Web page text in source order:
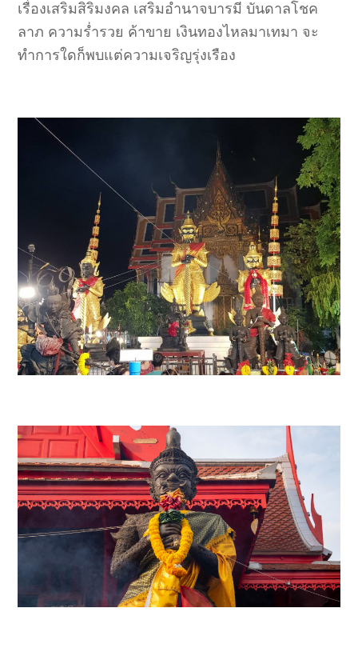
เรื่องเสริมสิริมงคล เสริมอำนาจบารมี บันดาลโชค
ลาภ ความร่ำรวย ค้าขาย เงินทองไหลมาเทมา จะ
ทำการใดก็พบแต่ความเจริญรุ่งเรือง